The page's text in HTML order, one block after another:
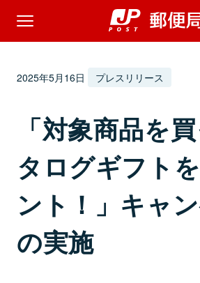
2025年5月16日 プレスリリース
「対象商品を
タログギフト
ント！」キャ
の実施